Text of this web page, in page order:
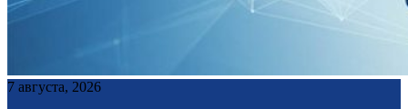
7 августа, 2026